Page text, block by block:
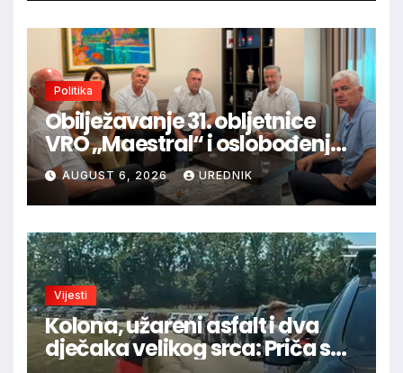
Politika
Obilježavanje 31. obljetnice
VRO „Maestral“ i oslobođenja
Jajca uz pokroviteljstvo HNS-a
BiHAUGUST 6, 2026 UREDNIK
Vijesti
Kolona, užareni asfalt i dva
dječaka velikog srca: Priča s